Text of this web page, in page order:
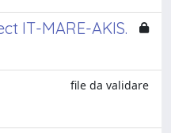
IT-MARE-AKIS.
file da validare